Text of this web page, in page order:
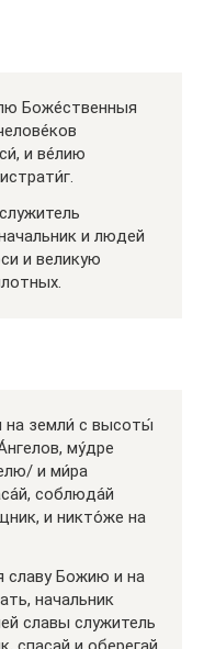
Боже́ственныя
и ве́лию
и людей
и великую
на земли́ с высоты́
му́дре
и ми́ра
соблюда́й
и никто́же на
славу Божию и на
начальник
славы служитель